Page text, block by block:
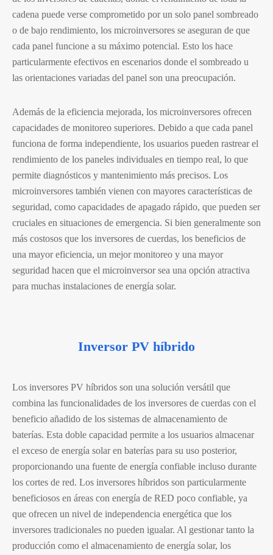
cadena puede verse comprometido por un solo panel sombreado
o de bajo rendimiento, los microinversores se aseguran de que
cada panel funcione a su máximo potencial. Esto los hace
particularmente efectivos en escenarios donde el sombreado u
las orientaciones variadas del panel son una preocupación.
Además de la eficiencia mejorada, los microinversores ofrecen
capacidades de monitoreo superiores. Debido a que cada panel
funciona de forma independiente, los usuarios pueden rastrear el
rendimiento de los paneles individuales en tiempo real, lo que
permite diagnósticos y mantenimiento más precisos. Los
microinversores también vienen con mayores características de
seguridad, como capacidades de apagado rápido, que pueden ser
cruciales en situaciones de emergencia. Si bien generalmente son
más costosos que los inversores de cuerdas, los beneficios de
una mayor eficiencia, un mejor monitoreo y una mayor
seguridad hacen que el microinversor sea una opción atractiva
para muchas instalaciones de energía solar.
Inversor PV híbrido
Los inversores PV híbridos son una solución versátil que
combina las funcionalidades de los inversores de cuerdas con el
beneficio añadido de los sistemas de almacenamiento de
baterías. Esta doble capacidad permite a los usuarios almacenar
el exceso de energía solar en baterías para su uso posterior,
proporcionando una fuente de energía confiable incluso durante
los cortes de red. Los inversores híbridos son particularmente
beneficiosos en áreas con energía de RED poco confiable, ya
que ofrecen un nivel de independencia energética que los
inversores tradicionales no pueden igualar. Al gestionar tanto la
producción como el almacenamiento de energía solar, los